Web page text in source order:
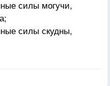
силы могучи,
силы скудны,